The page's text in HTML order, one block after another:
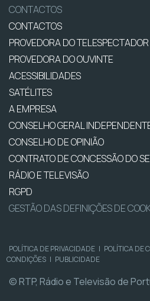
CONTACTOS
CONTACTOS
PROVEDORA DO TELESPECTADOR
PROVEDORA DO OUVINTE
ACESSIBILIDADES
SATÉLITES
A EMPRESA
CONSELHO GERAL
CONSELHO DE OPINIÃO
CONTRATO DE CONCESSÃO DO
RÁDIO E TELEVISÃO
RGPD
GESTÃO DAS DEFINIÇÕES DE
POLÍTICA DE PRIVACIDADE | POLÍTICA DE
CONDIÇÕES | PUBLICIDADE
© RTP, Rádio e Televisão de